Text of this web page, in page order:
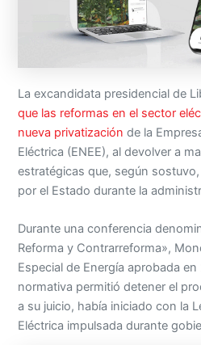
La excandidata presidencial de
que las reformas en el sector
nueva privatización de la
Eléctrica (ENEE), al devolver a
estratégicas que, según
por el Estado durante la
Durante una conferencia
Reforma y Contrarreforma»,
Especial de Energía aprobada
normativa permitió detener el
a su juicio, había iniciado con la
Eléctrica impulsada durante